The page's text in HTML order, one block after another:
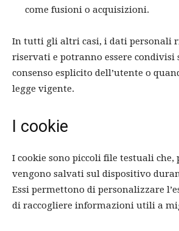
come fusioni o acquisizioni.
In tutti gli altri casi, i dati personali
riservati e potranno essere condivisi
consenso esplicito dell’utente o
legge vigente.
I cookie
I cookie sono piccoli file testuali che,
vengono salvati sul dispositivo
Essi permettono di personalizzare
di raccogliere informazioni utili a